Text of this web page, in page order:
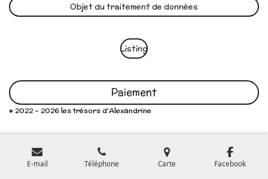
Objet du traitement de données
Listing
Paiement
© 2022 - 2026 les trésors d'Alexandrine
E-mail Téléphone Carte Facebook